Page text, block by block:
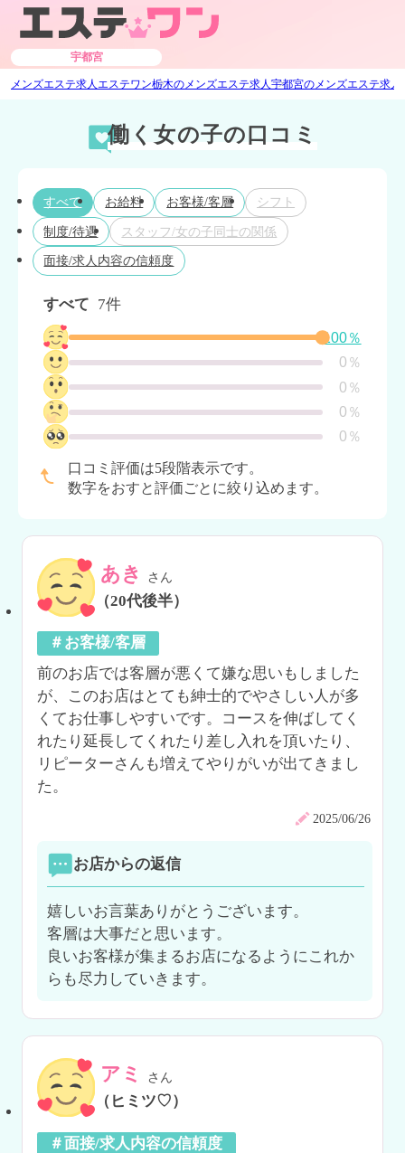
宇都宮
メンズエステ求人エステワン栃木のメンズエステ求人宇都宮のメンズエステ求人
働く女の子の口コミ
すべて お給料 お客様/客層 シフト
制度/待遇 スタッフ/女の子同士の関係
面接/求人内容の信頼度
すべて 7件
100％
0％
0％
0％
0％
口コミ評価は5段階表示です。
数字をおすと評価ごとに絞り込めます。
あき さん
（20代後半）
＃お客様/客層
前のお店では客層が悪くて嫌な思いもしました
が、このお店はとても紳士的でやさしい人が多
くてお仕事しやすいです。コースを伸ばしてく
れたり延長してくれたり差し入れを頂いたり、
リピーターさんも増えてやりがいが出てきまし
た。
2025/06/26
お店からの返信
嬉しいお言葉ありがとうございます。
客層は大事だと思います。
良いお客様が集まるお店になるようにこれか
らも尽力していきます。
アミ さん
（ヒミツ♡）
＃面接/求人内容の信頼度